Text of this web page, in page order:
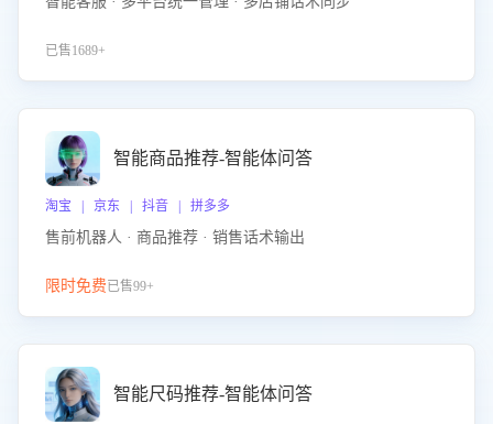
已售1689+
智能商品推荐-智能体问答
淘宝 | 京东 | 抖音 | 拼多多
售前机器人 · 商品推荐 · 销售话术输出
限时免费已售99+
智能尺码推荐-智能体问答